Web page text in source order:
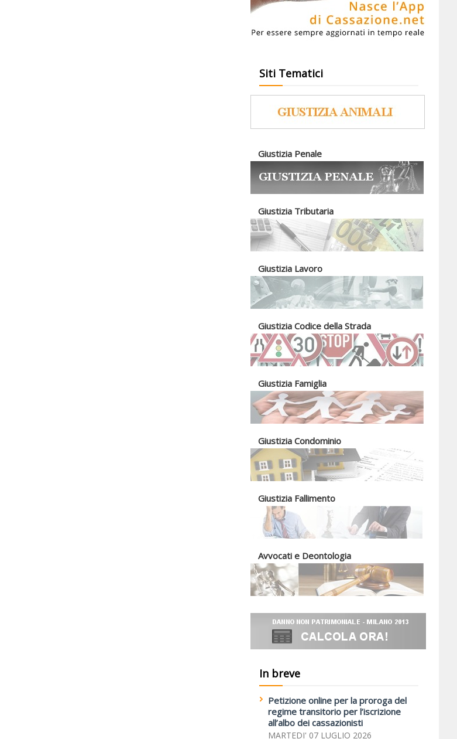
Siti Tematici
Giustizia Penale
Giustizia Tributaria
Giustizia Lavoro
Giustizia Codice della Strada
Giustizia Famiglia
Giustizia Condominio
Giustizia Fallimento
Avvocati e Deontologia
In breve
Petizione online per la proroga del
regime transitorio per l’iscrizione
all’albo dei cassazionisti
MARTEDI' 07 LUGLIO 2026